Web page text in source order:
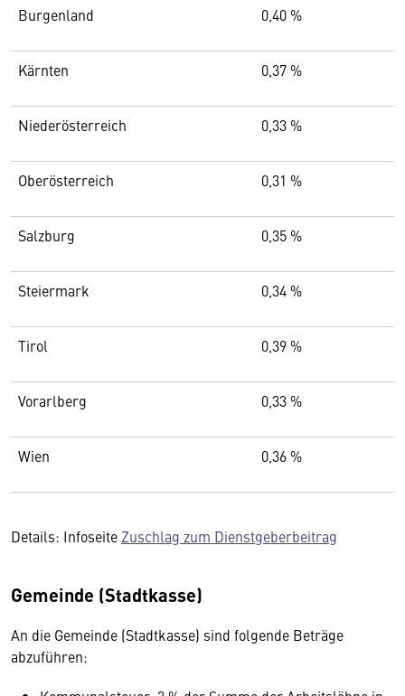
Burgenland 0,40 %
Kärnten 0,37 %
Niederösterreich 0,33 %
Oberösterreich 0,31 %
Salzburg 0,35 %
Steiermark 0,34 %
Tirol 0,39 %
Vorarlberg 0,33 %
Wien 0,36 %
Details: Infoseite Zuschlag zum Dienstgeberbeitrag
Gemeinde (Stadtkasse)
An die Gemeinde (Stadtkasse) sind folgende Beträge
abzuführen: